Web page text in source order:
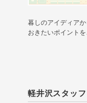
暮しのアイディア
おきたいポイントを
軽井沢スタッ